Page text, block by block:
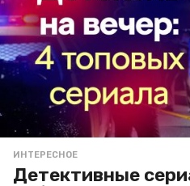
ИНТЕРЕСНОЕ
Детективные